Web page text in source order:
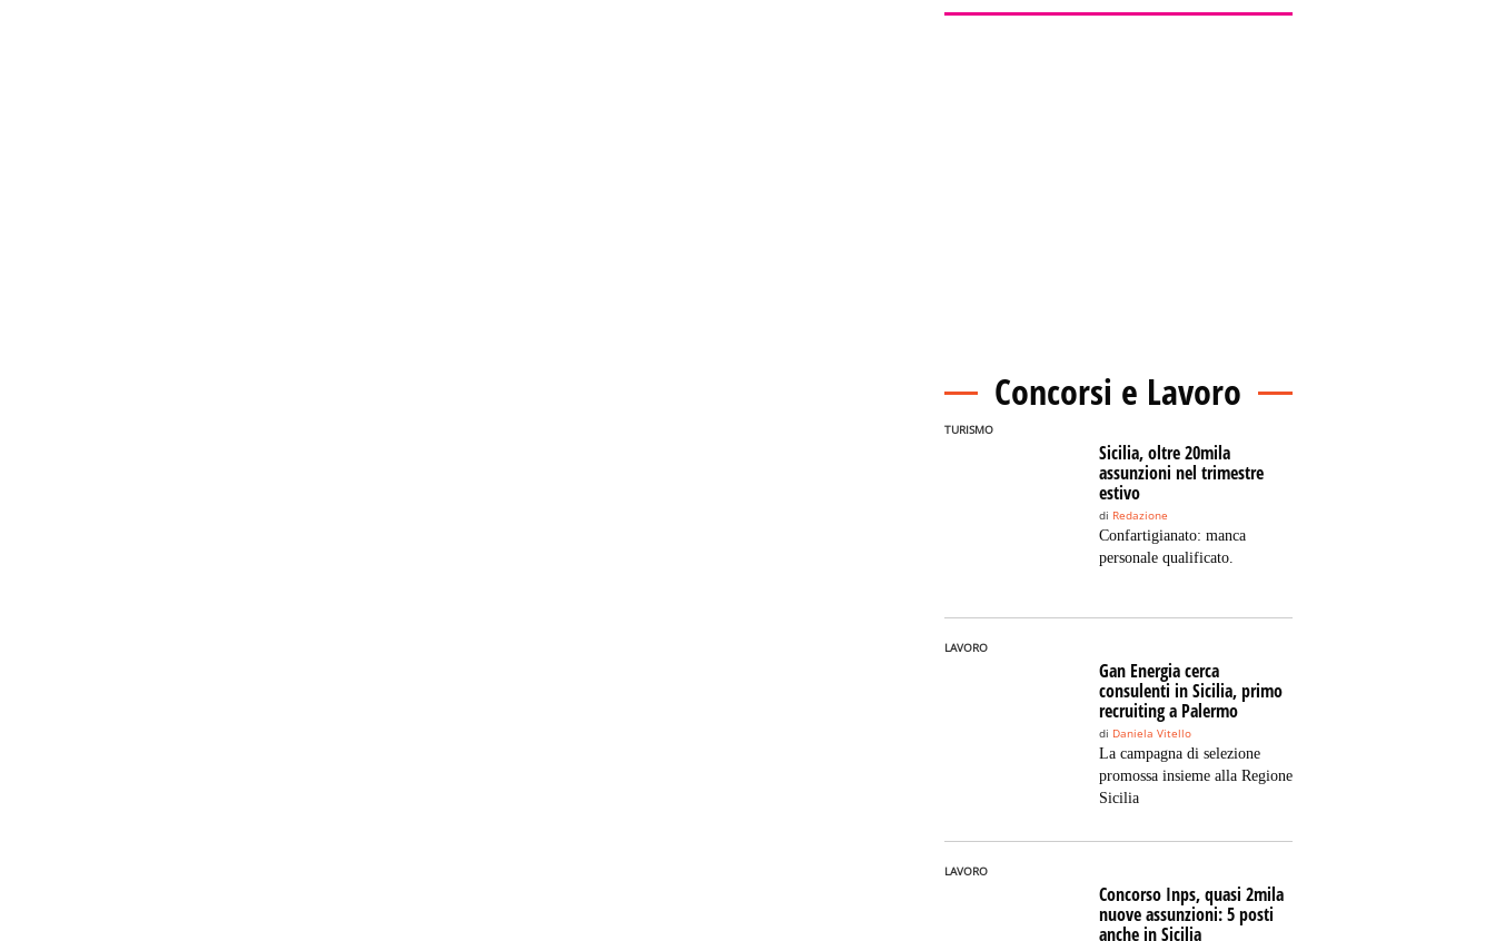
Concorsi e Lavoro
TURISMO
Sicilia, oltre 20mila
assunzioni nel trimestre
estivo
di Redazione
Confartigianato: manca
personale qualificato.
LAVORO
Gan Energia cerca
consulenti in Sicilia, primo
recruiting a Palermo
di Daniela Vitello
La campagna di selezione
promossa insieme alla Regione
Sicilia
LAVORO
Concorso Inps, quasi 2mila
nuove assunzioni: 5 posti
anche in Sicilia